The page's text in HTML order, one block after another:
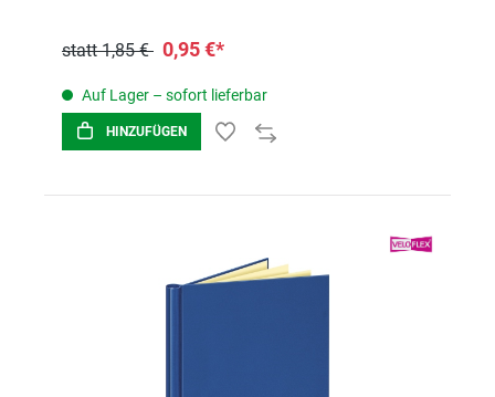
statt 1,85 € 0,95 €*
Auf Lager – sofort lieferbar
HINZUFÜGEN